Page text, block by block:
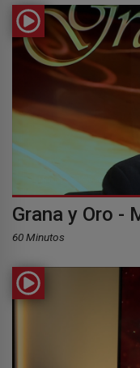
Grana y Oro -
60 Minutos